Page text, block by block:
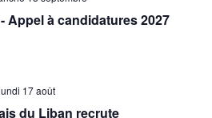
Appel à candidatures 2027
17 août
du Liban recrute